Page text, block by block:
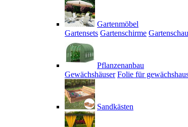
Gartenmöbel
Gartensets Gartenschirme
Pflanzenanbau
Gewächshäuser Folie für
Sandkästen